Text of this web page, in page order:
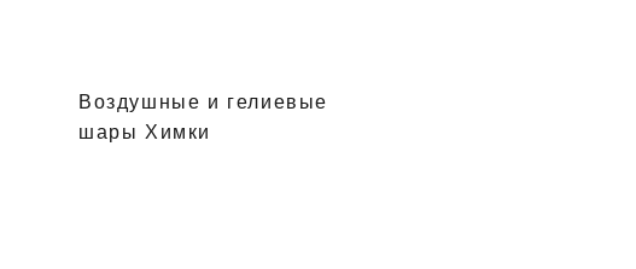
Воздушные и гелиевые
шары Химки